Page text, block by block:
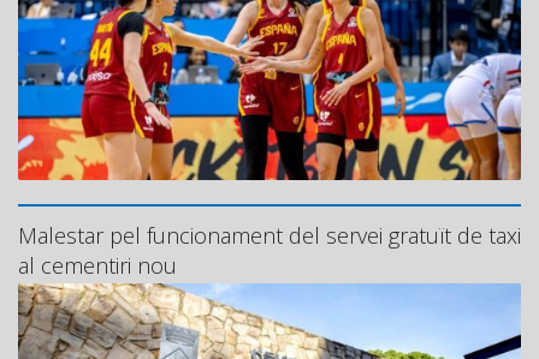
Malestar pel funcionament del servei gratuït de taxi
al cementiri nou